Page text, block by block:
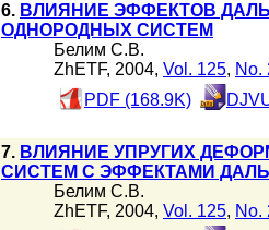
6. ВЛИЯНИЕ ЭФФЕКТОВ
ОДНОРОДНЫХ СИСТЕМ
Белим С.В.
ZhETF, 2004, Vol. 125, No.
PDF (168.9K)
7. ВЛИЯНИЕ УПРУГИХ
СИСТЕМ С ЭФФЕКТАМИ
Белим С.В.
ZhETF, 2004, Vol. 125, No.